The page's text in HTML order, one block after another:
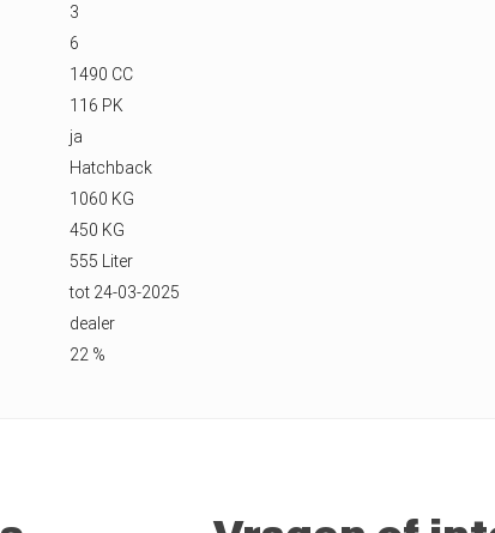
3
6
1490 CC
116 PK
ja
Hatchback
1060 KG
450 KG
555 Liter
tot 24-03-2025
dealer
22 %